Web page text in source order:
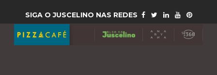
SIGA O JUSCELINO NAS REDES